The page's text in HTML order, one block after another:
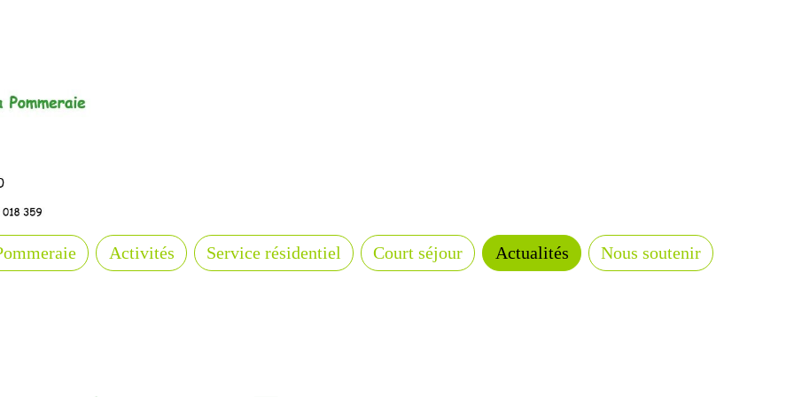
Activités Service résidentiel Court séjour Actualités Nous soutenir